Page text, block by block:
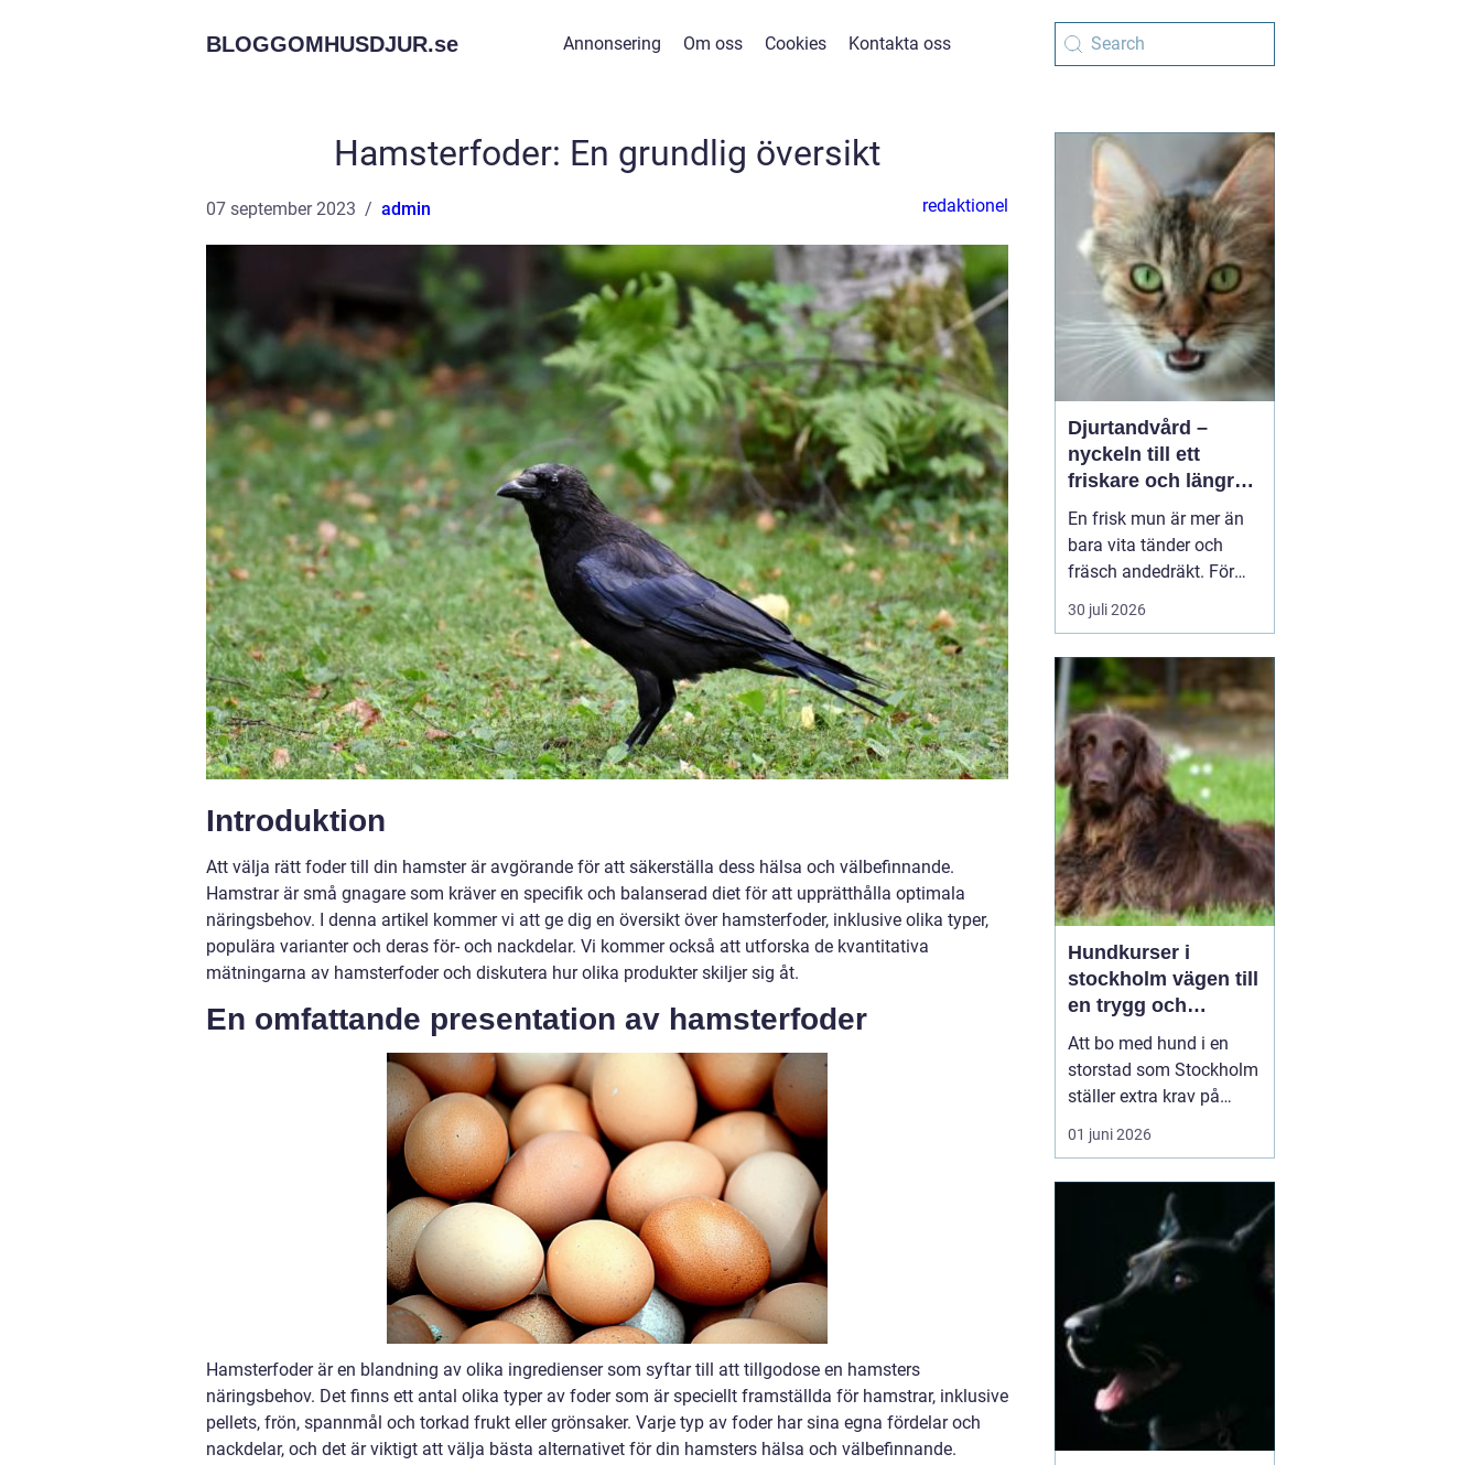
BLOGGOMHUSDJUR.se Annonsering Om oss Cookies Kontakta oss
Hamsterfoder: En grundlig översikt
07 september 2023 admin redaktionel
Introduktion
Att välja rätt foder till din hamster är avgörande för att säkerställa dess hälsa och välbefinnande.
Hamstrar är små gnagare som kräver en specifik och balanserad diet för att upprätthålla optimala
näringsbehov. I denna artikel kommer vi att ge dig en översikt över hamsterfoder, inklusive olika typer,
populära varianter och deras för- och nackdelar. Vi kommer också att utforska de kvantitativa
mätningarna av hamsterfoder och diskutera hur olika produkter skiljer sig åt.
En omfattande presentation av hamsterfoder
Hamsterfoder är en blandning av olika ingredienser som syftar till att tillgodose en hamsters
näringsbehov. Det finns ett antal olika typer av foder som är speciellt framställda för hamstrar, inklusive
pellets, frön, spannmål och torkad frukt eller grönsaker. Varje typ av foder har sina egna fördelar och
nackdelar, och det är viktigt att välja bästa alternativet för din hamsters hälsa och välbefinnande.
Djurtandvård –
nyckeln till ett
friskare och längre
liv för hund och katt
En frisk mun är mer än
bara vita tänder och
fräsch andedräkt. För
hundar och katter
påverkar munhälsan
från inflammerat
tandkött kan spridas till
blodet och belasta hjär...
30 juli 2026
Hundkurser i
stockholm vägen till
en trygg och
samarbetsvillig
hund
Att bo med hund i en
storstad som Stockholm
ställer extra krav på
både människa och djur.
Trånga trottoarer,
kollektivtrafik och
många störningar gör
vardagen utmanande.
Samtidigt vill många ha
en hund som fungerar i
alla lägen, ...
01 juni 2026